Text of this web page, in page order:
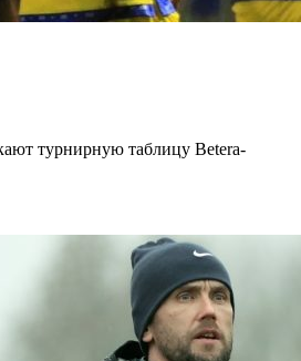
турнирную таблицу Betera-